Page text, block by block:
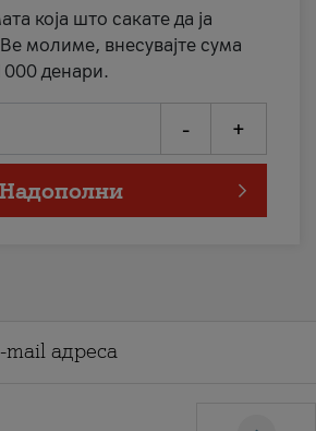
која што сакате да ја
молиме, внесувајте сума
денари.
- +
Надополни